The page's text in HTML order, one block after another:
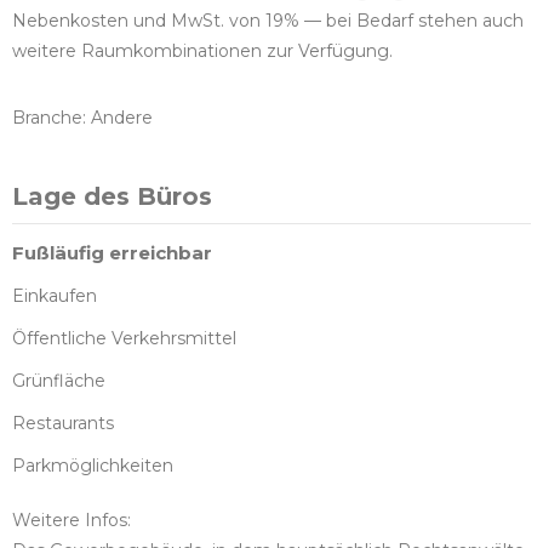
Nebenkosten und MwSt. von 19% — bei Bedarf stehen auch
weitere Raumkombinationen zur Verfügung.
Branche: Andere
Lage des Büros
Fußläufig erreichbar
Einkaufen
Öffentliche Verkehrsmittel
Grünfläche
Restaurants
Parkmöglichkeiten
Weitere Infos: